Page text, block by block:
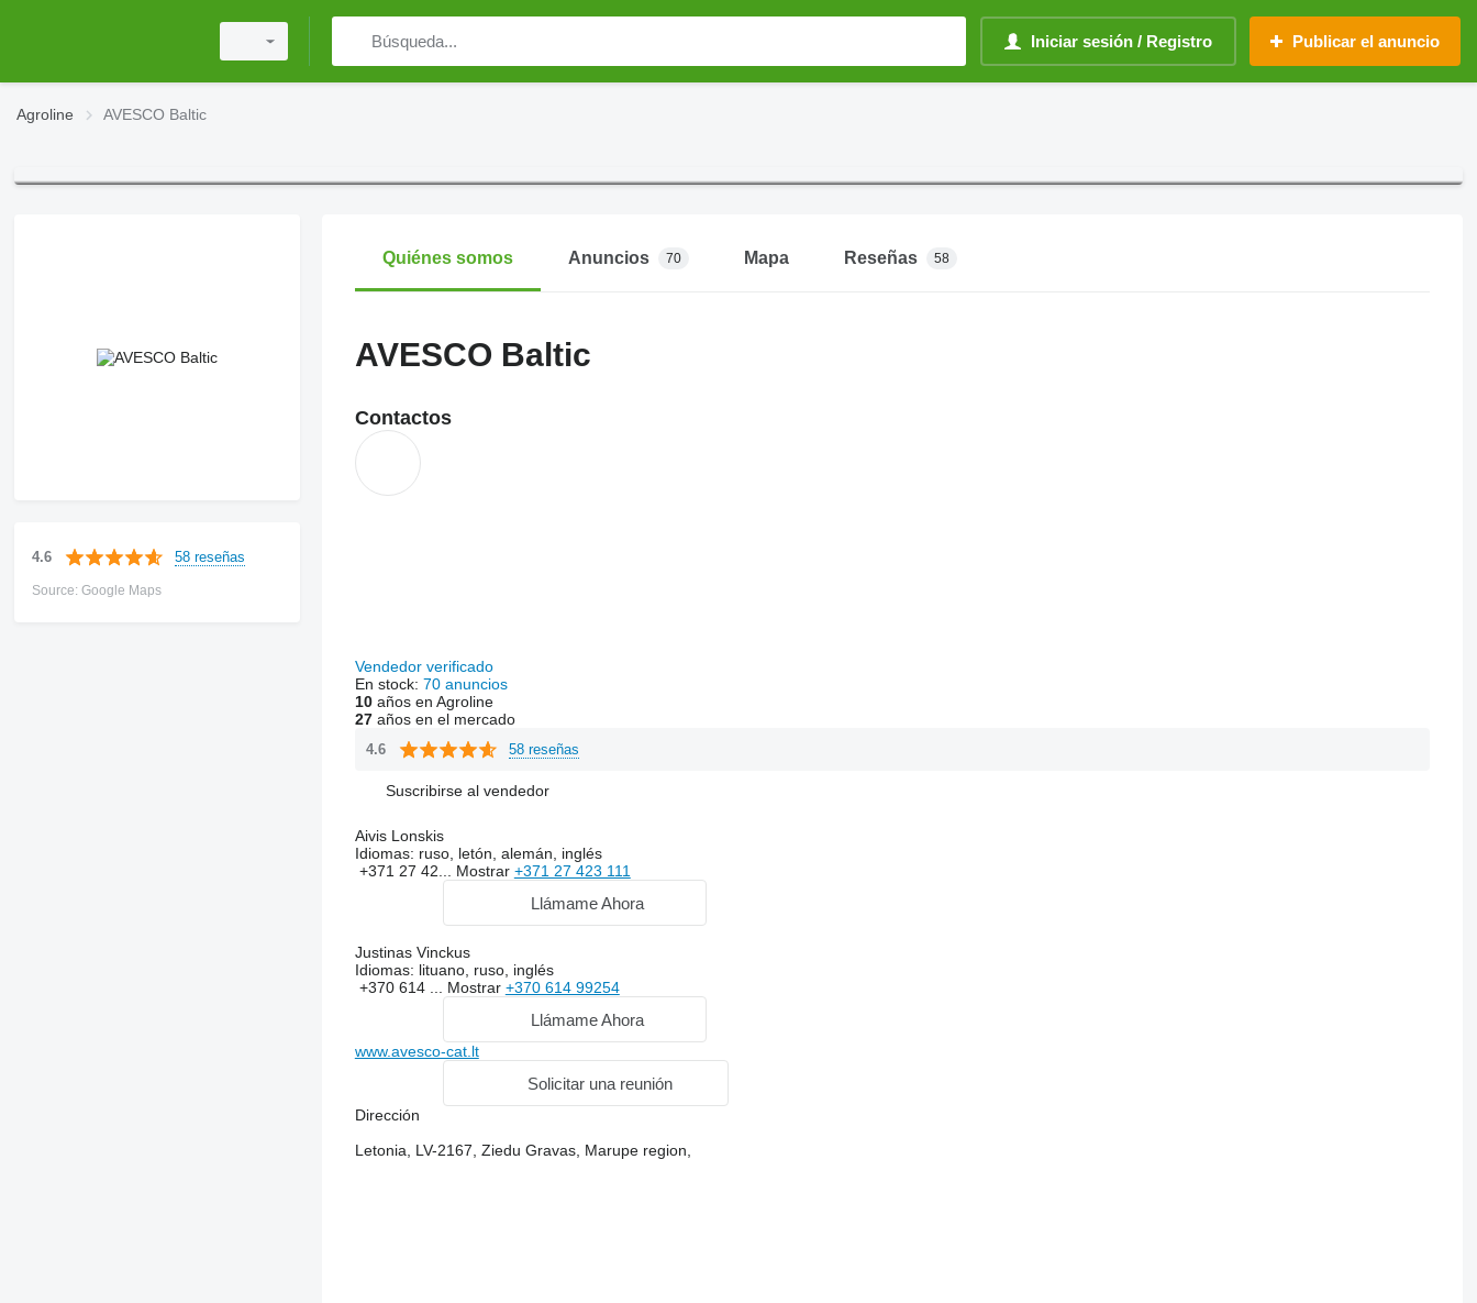
Iniciar sesión / Registro Publicar el anuncio
Agroline AVESCO Baltic
4.6 58 reseñas
Source: Google Maps
Quiénes somos Anuncios 70 Mapa Reseñas 58
AVESCO Baltic
Contactos
Vendedor verificado
En stock: 70 anuncios
10años en Agroline
27años en el mercado
4.6 58 reseñas
Suscribirse al vendedor
Aivis Lonskis
Idiomas: ruso, letón, alemán, inglés
+371 27 42... Mostrar +371 27 423 111
Llámame Ahora
Justinas Vinckus
Idiomas: lituano, ruso, inglés
+370 614 ... Mostrar +370 614 99254
Llámame Ahora
www.avesco-cat.lt
Solicitar una reunión
Dirección
Letonia, LV-2167, Ziedu Gravas, Marupe region,